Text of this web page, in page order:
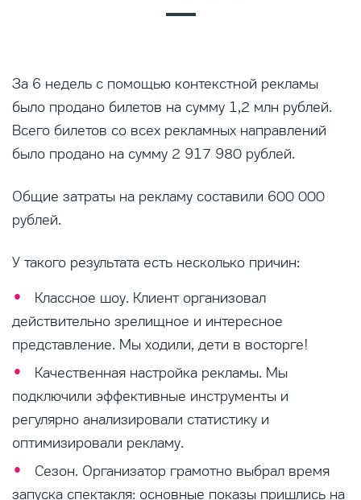
За 6 недель с помощью контекстной рекламы
было продано билетов на сумму 1,2 млн рублей.
Всего билетов со всех рекламных направлений
было продано на сумму 2 917 980 рублей.
Общие затраты на рекламу составили 600 000
рублей.
У такого результата есть несколько причин:
Классное шоу. Клиент организовал
действительно зрелищное и интересное
представление. Мы ходили, дети в восторге!
Качественная настройка рекламы. Мы
подключили эффективные инструменты и
регулярно анализировали статистику и
оптимизировали рекламу.
Сезон. Организатор грамотно выбрал время
запуска спектакля: основные показы пришлись на